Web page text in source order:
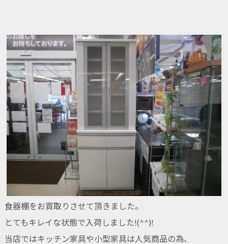
食器棚をお買取りさせて頂きました。
とてもキレイな状態で入荷しました!(^^)!
当店ではキッチン家具や小型家具は人気商品の為、